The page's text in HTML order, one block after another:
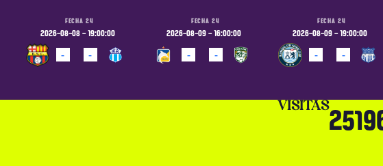
FECHA 24
2026-08-08 - 19:00:00
-
-
FECHA 24
2026-08-09 - 16:00:00
-
-
FECHA 24
2026-08-09 - 19:00:00
-
-
VISITAS